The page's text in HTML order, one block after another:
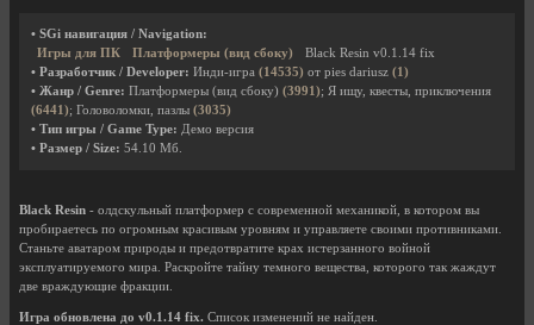
• SGi навигация / Navigation:
Игры для ПК
Платформеры (вид сбоку)
Black Resin v0.1.14 fix
• Разработчик / Developer: Инди-игра (14535) от pies dariusz (1)
• Жанр / Genre: Платформеры (вид сбоку) (3991); Я ищу, квесты, приключения
(6441); Головоломки, пазлы (3035)
• Тип игры / Game Type: Демо версия
• Размер / Size: 54.10 Мб.
Black Resin - олдскульный платформер с современной механикой, в котором вы
пробираетесь по огромным красивым уровням и управляете своими противниками.
Станьте аватаром природы и предотвратите крах истерзанного войной
эксплуатируемого мира. Раскройте тайну темного вещества, которого так жаждут
две враждующие фракции.
Игра обновлена до v0.1.14 fix. Список изменений не найден.